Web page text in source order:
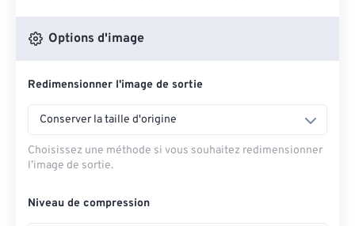
Depuis OneDrive
Depuis l'URL
Options d'image
Redimensionner l'image de sortie
Conserver la taille d'origine
Choisissez une méthode si vous souhaitez redimensionner
l’image de sortie.
Niveau de compression